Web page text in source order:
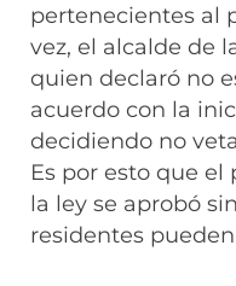
pertenecientes al
vez, el alcalde de
quien declaró no
acuerdo con la
decidiendo no
Es por esto que
la ley se aprobó
residentes